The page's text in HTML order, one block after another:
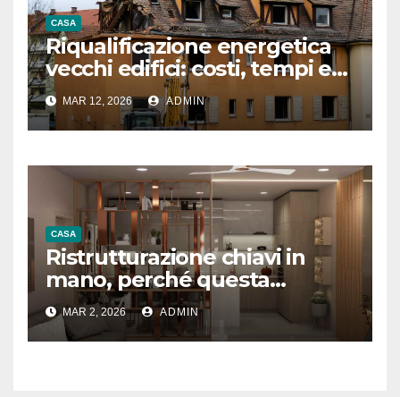
CASA
Riqualificazione energetica
vecchi edifici: costi, tempi e
vantaggi
MAR 12, 2026 ADMIN
CASA
Ristrutturazione chiavi in
mano, perché questa
formula convince sempre di
più?
MAR 2, 2026 ADMIN